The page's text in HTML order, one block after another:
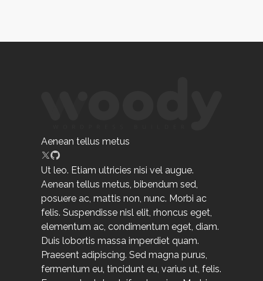
Aenean tellus metus
Ut leo. Etiam ultricies nisi vel augue.
Aenean tellus metus, bibendum sed,
posuere ac, mattis non, nunc. Morbi ac
felis. Suspendisse nisl elit, rhoncus eget,
elementum ac, condimentum eget, diam.
Duis lobortis massa imperdiet quam.
Praesent adipiscing. Sed magna purus,
fermentum eu, tincidunt eu, varius ut, felis.